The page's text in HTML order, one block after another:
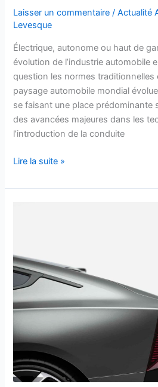
Laisser un commentaire /Actualité
Levesque
Électrique, autonome ou haut de
évolution de l’industrie automobile
question les normes traditionnelles
paysage automobile mondial
se faisant une place prédominante
des avancées majeures dans les
l’introduction de la conduite
Lire la suite »
et
ces
surprenantes
sauver
l’automobile!